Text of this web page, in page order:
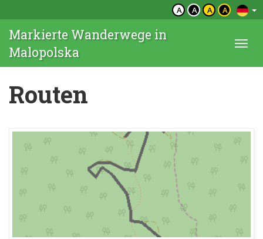
A A A A
Markierte Wanderwege in
Malopolska
Routen